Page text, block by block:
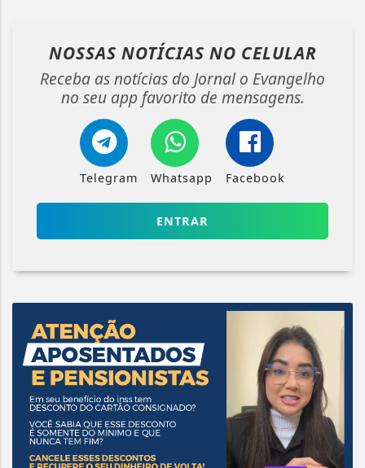
NOSSAS NOTÍCIAS NO CELULAR
Receba as notícias do Jornal o Evangelho
no seu app favorito de mensagens.
Telegram Whatsapp Facebook
ENTRAR